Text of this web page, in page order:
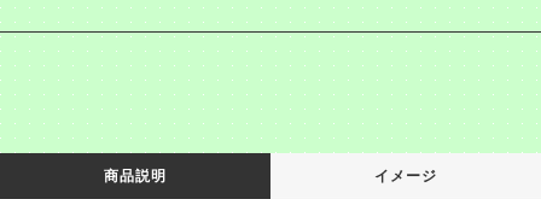
商品説明 イメージ